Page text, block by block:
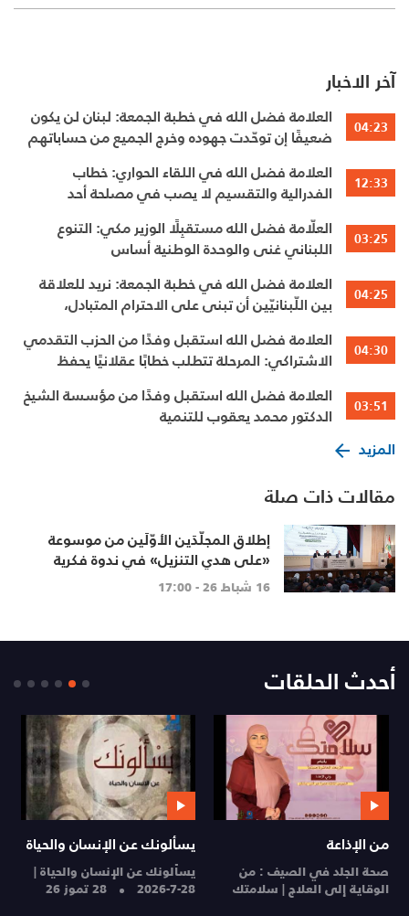
آخر الاخبار
04:23
العلامة فضل الله في خطبة الجمعة: لبنان لن يكون
ضعيفًا إن توحّدت جهوده وخرج الجميع من حساباتهم
12:33
العلامة فضل الله في اللقاء الحواري: خطاب
الفدرالية والتقسيم لا يصب في مصلحة أحد
03:25
العلّامة فضل الله مستقبِلًا الوزير مكي: التنوع
اللبناني غنى والوحدة الوطنية أساس
04:25
العلامة فضل الله في خطبة الجمعة: نريد للعلاقة
بين اللّبنانيّين أن تبنى على الاحترام المتبادل،
04:30
العلامة فضل الله استقبل وفدًا من الحزب التقدمي
الاشتراكي: المرحلة تتطلب خطابًا عقلانيًا يحفظ
03:51
العلامة فضل الله استقبل وفدًا من مؤسسة الشيخ
الدكتور محمد يعقوب للتنمية
المزيد
مقالات ذات صلة
إطلاق المجلّدَين الأوّلَين من موسوعة
«على هدي التنزيل» في ندوة فكرية
قرآنية
16 شباط 26 - 17:00
أحدث الحلقات
من الإذاعة
صحة الجلد في الصيف : من
الوقاية إلى العلاج | سلامتك
يسألونك عن الإنسان والحياة
يسألونك عن الإنسان والحياة |
28-7-2026 28 تموز 26